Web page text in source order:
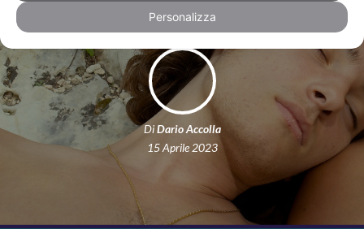
DiDario Accolla
15 Aprile 2023
Personalizza